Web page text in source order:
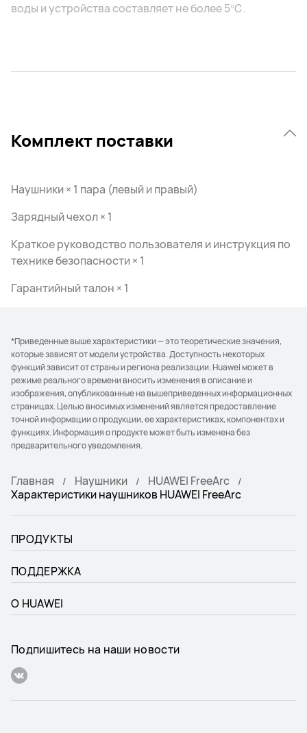
воды и устройства составляет не более 5℃.
Комплект поставки
Наушники × 1 пара (левый и правый)
Зарядный чехол × 1
Краткое руководство пользователя и инструкция по
технике безопасности × 1
Гарантийный талон × 1
*Приведенные выше характеристики — это теоретические значения,
которые зависят от модели устройства. Доступность некоторых
функций зависит от страны и региона реализации. Huawei может в
режиме реального времени вносить изменения в описание и
изображения, опубликованные на вышеприведенных информационных
страницах. Целью вносимых изменений является предоставление
точной информации о продукции, ее характеристиках, компонентах и
функциях. Информация о продукте может быть изменена без
предварительного уведомления.
Главная Наушники
HUAWEI FreeArc
Характеристики наушников HUAWEI FreeArc
ПРОДУКТЫ
ПОДДЕРЖКА
О HUAWEI
Подпишитесь на наши новости